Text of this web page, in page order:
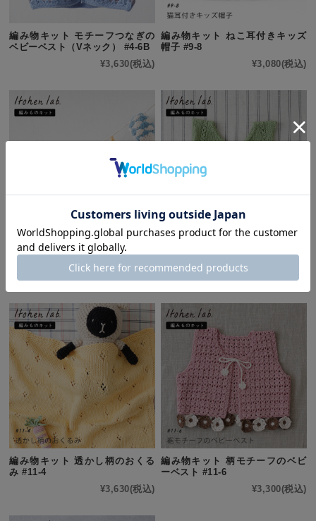
編み物キット モチーフつなぎの
ベビーベスト（Vネック） #4-6B
¥3,630(税込)
編み物キット ねこ耳付きキッズ
帽子 #9-8
¥3,080(税込)
編み物キット 気球のガーランド
#11-1
編み物キット 透かし柄のおくる
み #11-4
¥3,630(税込)
編み物キット 柄モチーフのベビ
ーベスト #11-6
¥3,300(税込)